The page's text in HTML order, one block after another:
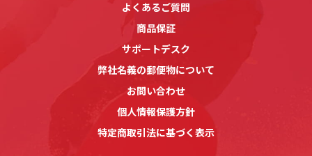
よくあるご質問
商品保証
サポートデスク
弊社名義の郵便物について
お問い合わせ
個人情報保護方針
特定商取引法に基づく表示